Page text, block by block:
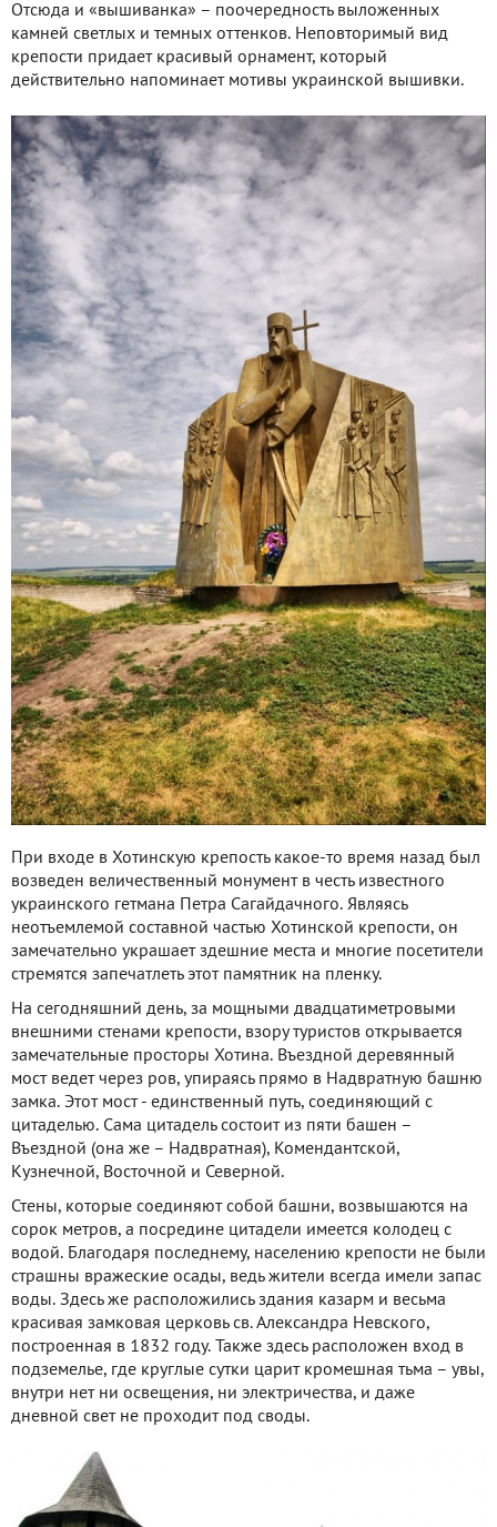
Отсюда и «вышиванка» – поочередность выложенных
камней светлых и темных оттенков. Неповторимый вид
крепости придает красивый орнамент, который
действительно напоминает мотивы украинской вышивки.
При входе в Хотинскую крепость какое-то время назад был
возведен величественный монумент в честь известного
украинского гетмана Петра Сагайдачного. Являясь
неотъемлемой составной частью Хотинской крепости, он
замечательно украшает здешние места и многие посетители
стремятся запечатлеть этот памятник на пленку.
На сегодняшний день, за мощными двадцатиметровыми
внешними стенами крепости, взору туристов открывается
замечательные просторы Хотина. Въездной деревянный
мост ведет через ров, упираясь прямо в Надвратную башню
замка. Этот мост - единственный путь, соединяющий с
цитаделью. Сама цитадель состоит из пяти башен –
Въездной (она же – Надвратная), Комендантской,
Кузнечной, Восточной и Северной.
Стены, которые соединяют собой башни, возвышаются на
сорок метров, а посредине цитадели имеется колодец с
водой. Благодаря последнему, населению крепости не были
страшны вражеские осады, ведь жители всегда имели запас
воды. Здесь же расположились здания казарм и весьма
красивая замковая церковь св. Александра Невского,
построенная в 1832 году. Также здесь расположен вход в
подземелье, где круглые сутки царит кромешная тьма – увы,
внутри нет ни освещения, ни электричества, и даже
дневной свет не проходит под своды.